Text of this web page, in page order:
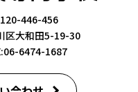
446-456
区大和田5-19-30
6474-1687